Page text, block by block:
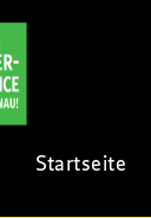
Startseite